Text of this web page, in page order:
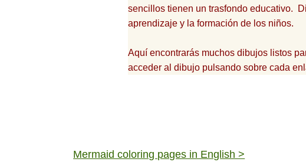
sencillos tienen un trasfondo educativo.
aprendizaje y la formación de los niños.
Aquí encontrarás muchos dibujos listos
acceder al dibujo pulsando sobre cada
Mermaid coloring pages in English >